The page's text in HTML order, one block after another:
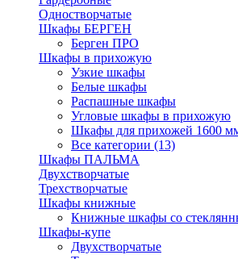
Одностворчатые
Шкафы БЕРГЕН
Берген ПРО
Шкафы в прихожую
Узкие шкафы
Белые шкафы
Распашные шкафы
Угловые шкафы в прихожую
Шкафы для прихожей 1600
Все категории (13)
Шкафы ПАЛЬМА
Двухстворчатые
Трехстворчатые
Шкафы книжные
Книжные шкафы со
Шкафы-купе
Двухстворчатые